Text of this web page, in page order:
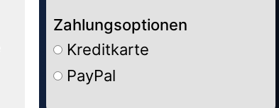
Zahlungsoptionen
Kreditkarte
PayPal